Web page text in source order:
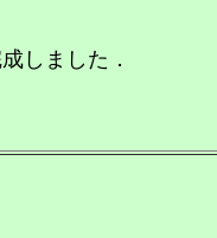
しました．